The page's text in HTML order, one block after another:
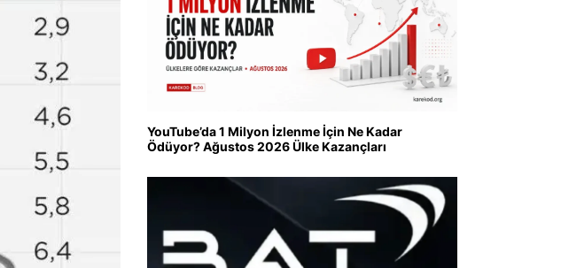
YouTube’da 1 Milyon İzlenme İçin Ne Kadar
Ödüyor? Ağustos 2026 Ülke Kazançları